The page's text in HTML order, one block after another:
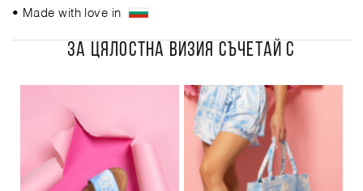
• Made with love in
ЗА ЦЯЛОСТНА ВИЗИЯ СЪЧЕТАЙ С